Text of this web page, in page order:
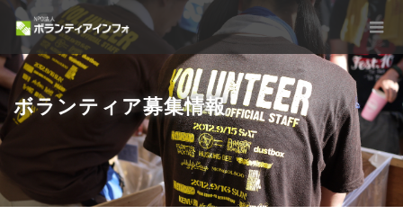
ボランティア募集情報